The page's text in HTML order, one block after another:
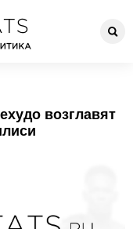
возглавят